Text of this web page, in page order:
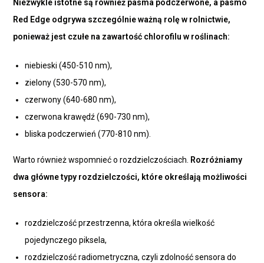
Niezwykle istotne są również pasma podczerwone, a pasmo
Red Edge odgrywa szczególnie ważną rolę w rolnictwie,
ponieważ jest czułe na zawartość chlorofilu w roślinach:
niebieski (450-510 nm),
zielony (530-570 nm),
czerwony (640-680 nm),
czerwona krawędź (690-730 nm),
bliska podczerwień (770-810 nm).
Warto również wspomnieć o rozdzielczościach. Rozróżniamy
dwa główne typy rozdzielczości, które określają możliwości
sensora:
rozdzielczość przestrzenna, która określa wielkość
pojedynczego piksela,
rozdzielczość radiometryczna, czyli zdolność sensora do